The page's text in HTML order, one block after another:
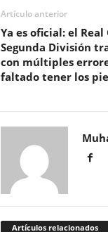
Artículo anterior
Ya es oficial: el
Segunda División
con múltiples
faltado tener los
Artículos relacionados